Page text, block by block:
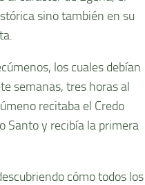
sino también en su
los cuales debían
semanas, tres horas al
recitaba el Credo
Santo y recibía la primera
cómo todos los